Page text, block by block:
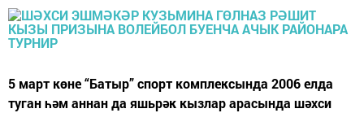
5 март көне “Батыр” спорт комплексында 2006 елда
туган һәм аннан да яшьрәк кызлар арасында шәхси